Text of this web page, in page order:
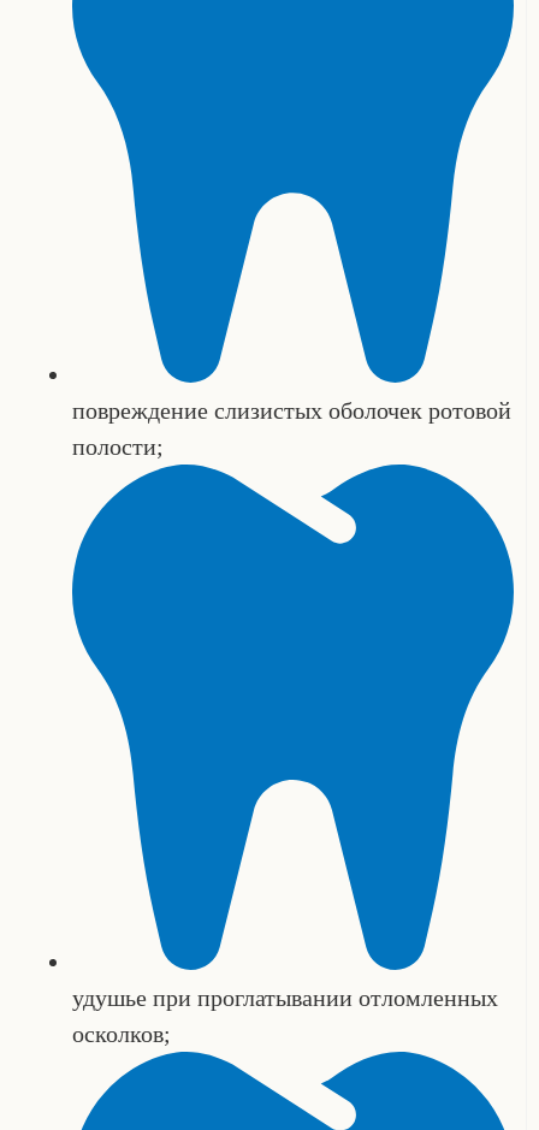
повреждение слизистых оболочек ротовой
полости;
удушье при проглатывании отломленных
осколков;